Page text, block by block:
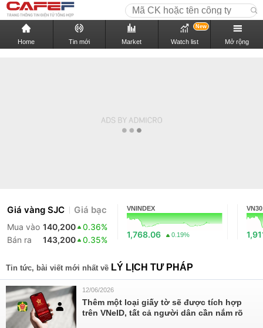
Home Tin mới Market Watch list
New
Mở rộng
Giá vàng SJC Giá bạc
Mua vào 140,200
0.36%
Bán ra
143,200 0.35%
VNINDEX
1,768.06 0.19%
VN30
Tin tức, bài viết mới nhất về LÝ LỊCH TƯ PHÁP
12/06/2026
Thêm một loại giấy tờ sẽ được tích hợp
trên VNeID, tất cả người dân cần nắm rõ